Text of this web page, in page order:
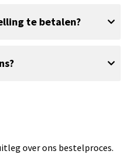
te betalen?
over ons bestelproces.